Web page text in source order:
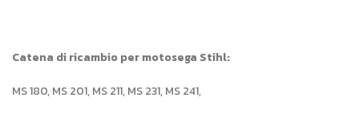
Catena di ricambio per motosega Stihl:
MS 180, MS 201, MS 211, MS 231, MS 241,